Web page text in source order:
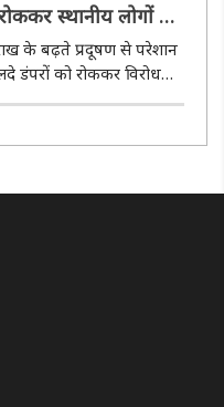
स्थानीय लोगों ने
के बढ़ते प्रदूषण से परेशान
डंपरों को रोककर विरोध